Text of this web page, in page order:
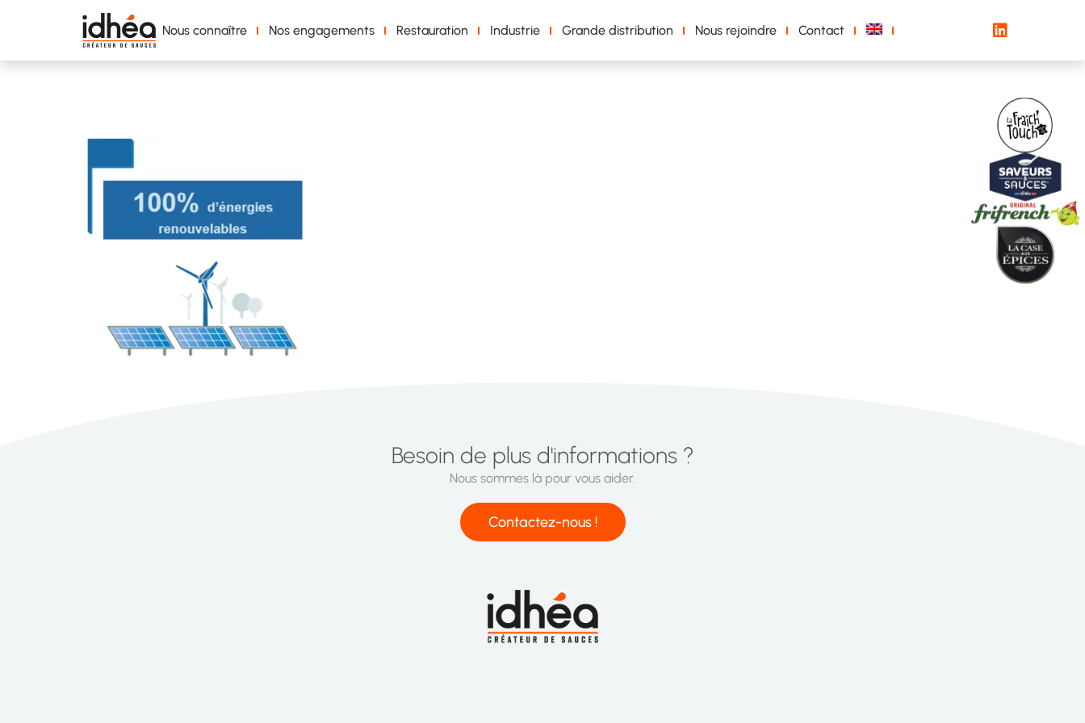
Nous connaître Nos engagements Restauration Industrie Grande distribution Nous rejoindre Contact
Besoin de plus d'informations ?
Nous sommes là pour vous aider.
Contactez-nous !